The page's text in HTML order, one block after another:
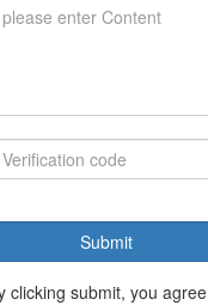
clicking submit, you agree